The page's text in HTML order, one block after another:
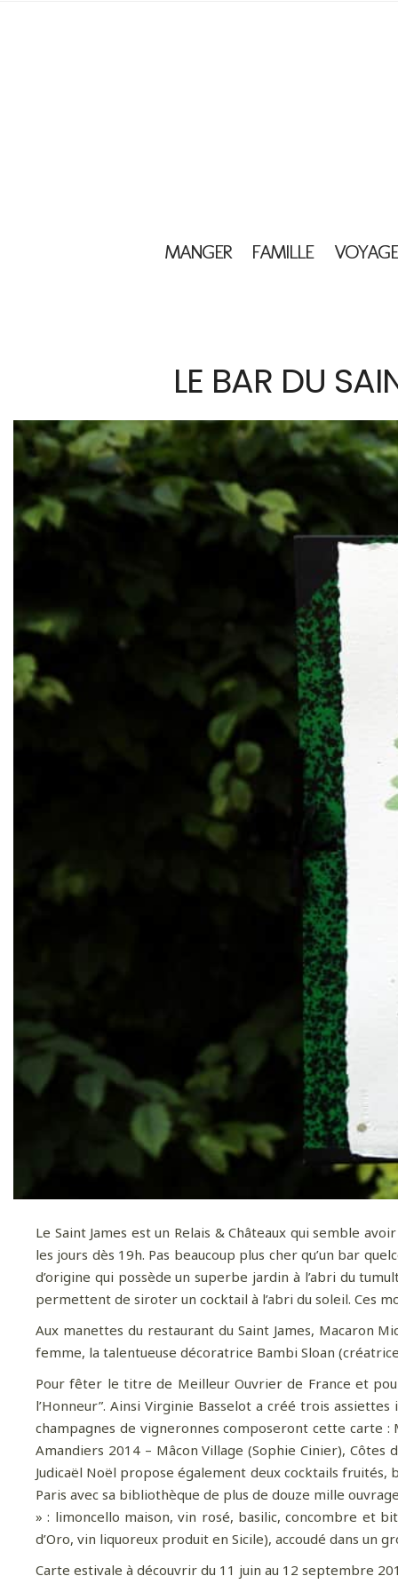
MANGER FAMILLE
LE BAR DU
Le Saint James est un Relais & Châteaux qui semble
les jours dès 19h. Pas beaucoup plus cher qu’un bar
d’origine qui possède un superbe jardin à l’abri du
permettent de siroter un cocktail à l’abri du soleil. Ces
Aux manettes du restaurant du Saint James, Macaron
femme, la talentueuse décoratrice Bambi Sloan
Pour fêter le titre de Meilleur Ouvrier de France et
l’Honneur”. Ainsi Virginie Basselot a créé trois
champagnes de vigneronnes composeront cette carte :
Amandiers 2014 – Mâcon Village (Sophie Cinier),
Judicaël Noël propose également deux cocktails fruités,
Paris avec sa bibliothèque de plus de douze mille
» : limoncello maison, vin rosé, basilic, concombre et
d’Oro, vin liquoreux produit en Sicile), accoudé dans un
Carte estivale à découvrir du 11 juin au 12 septembre